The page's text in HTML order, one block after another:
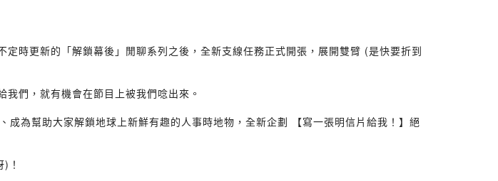
時更新的「解鎖幕後」閒聊系列之後，全新支線任務正式開張，展開雙臂 (是快要折到
們，就有機會在節目上被我們唸出來。
為幫助大家解鎖地球上新鮮有趣的人事時地物，全新企劃 【寫一張明信片給我！】絕
！